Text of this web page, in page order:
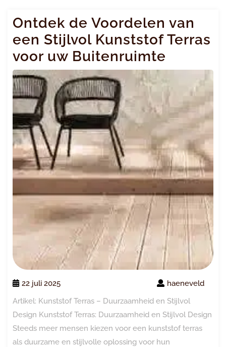
Ontdek de Voordelen van
een Stijlvol Kunststof Terras
voor uw Buitenruimte
22 juli 2025
haeneveld
Artikel: Kunststof Terras – Duurzaamheid en Stijlvol
Design Kunststof Terras: Duurzaamheid en Stijlvol Design
Steeds meer mensen kiezen voor een kunststof terras
als duurzame en stijlvolle oplossing voor hun